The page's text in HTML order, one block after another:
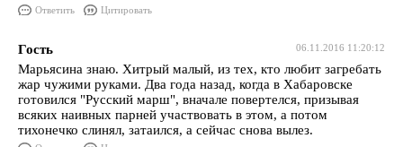
Ответить Цитировать
06.11.2016 11:20:12
Гость
Марьясина знаю. Хитрый малый, из тех, кто любит загребать
жар чужими руками. Два года назад, когда в Хабаровске
готовился "Русский марш", вначале повертелся, призывая
всяких наивных парней участвовать в этом, а потом
тихонечко слинял, затаился, а сейчас снова вылез.